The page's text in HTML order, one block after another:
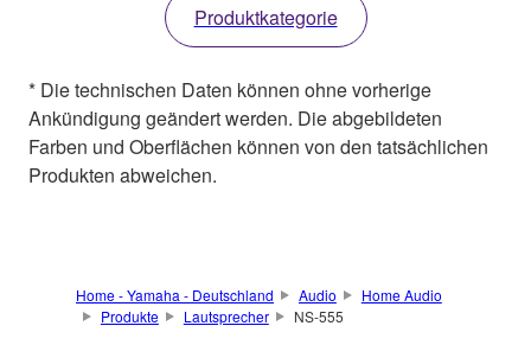
Produktkategorie
* Die technischen Daten können ohne vorherige
Ankündigung geändert werden. Die abgebildeten
Farben und Oberflächen können von den tatsächlichen
Produkten abweichen.
Home - Yamaha - Deutschland Audio
Home Audio
Produkte
Lautsprecher NS-555